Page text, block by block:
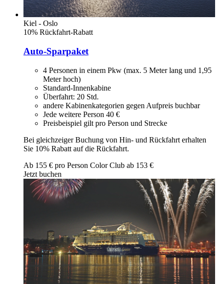
Kiel - Oslo
10% Rückfahrt-Rabatt
Auto-Sparpaket
4 Personen in einem Pkw (max. 5 Meter lang und 1,95
Meter hoch)
Standard-Innenkabine
Überfahrt: 20 Std.
andere Kabinenkategorien gegen Aufpreis buchbar
Jede weitere Person 40 €
Preisbeispiel gilt pro Person und Strecke
Bei gleichzeiger Buchung von Hin- und Rückfahrt erhalten
Sie 10% Rabatt auf die Rückfahrt.
Ab 155 € pro Person Color Club ab 153 €
Jetzt buchen